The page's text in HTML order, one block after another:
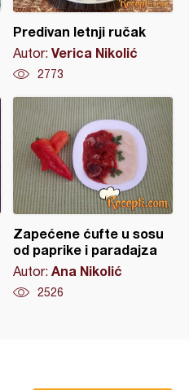
Predivan letnji ručak
Autor: Verica Nikolić
2773
Zapećene ćufte u sosu
od paprike i paradajza
Autor: Ana Nikolić
2526